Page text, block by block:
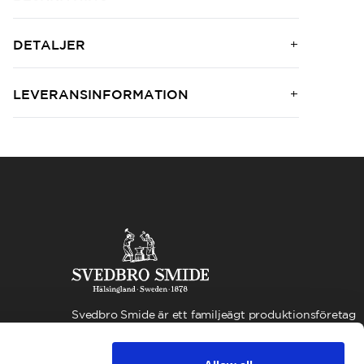
DETALJER
LEVERANSINFORMATION
Svedbro Smide är ett familjeägt produktionsföretag
företaget funnits, har vi byggt upp en verksamhet